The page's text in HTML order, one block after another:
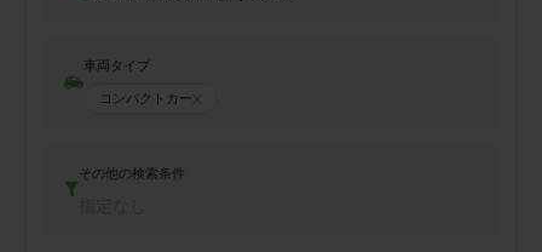
車両タイプ
コンパクトカー
その他の検索条件